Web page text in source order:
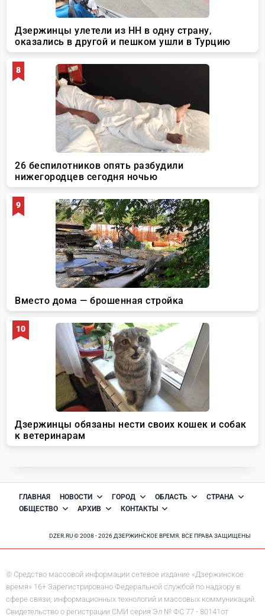
ГЛАВНАЯ НОВОСТИ ГОРОД ОБЛАСТЬ
СТРАНА
ОБЩЕСТВО
АРХИВ КОНТАКТЫ
DZER.RU © 2008 - 2026 ДЗЕРЖИНСКОЕ ВРЕМЯ. ВСЕ ПРАВА ЗАЩИЩЕНЫ
© Средство массовой информации сетевое издание «Дзержинское
время» 16+ Зарегистрировано Федеральной службой по надзору в
сфере связи, информационных технологий и массовых коммуникаций.
Свидетельство о регистрации СМИ серия Эл № ФС 77 - 80141от